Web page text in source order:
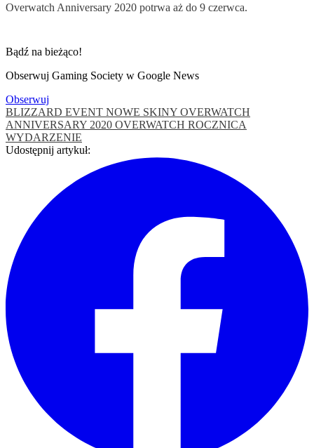
Overwatch Anniversary 2020 potrwa aż do 9 czerwca.
Bądź na bieżąco!
Obserwuj Gaming Society w Google News
Obserwuj
BLIZZARD EVENT NOWE SKINY OVERWATCH
ANNIVERSARY 2020 OVERWATCH ROCZNICA
WYDARZENIE
Udostępnij artykuł: